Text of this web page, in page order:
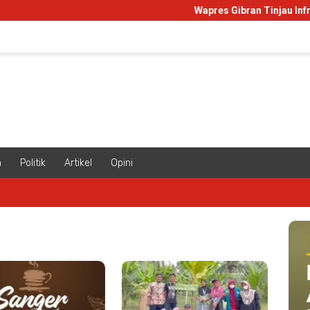
Wapres Gibran Tinjau
Politik Artikel Opini